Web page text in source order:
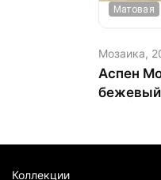
Матовая
Мозаика,
Аспен
Коллекции